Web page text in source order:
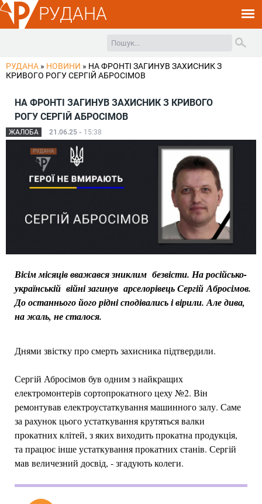
РУДАНА
РУДАНА » НОВИНИ » НА ФРОНТІ ЗАГИНУВ ЗАХИСНИК З
КРИВОГО РОГУ СЕРГІЙ АБРОСІМОВ
НА ФРОНТІ ЗАГИНУВ ЗАХИСНИК З КРИВОГО
РОГУ СЕРГІЙ АБРОСІМОВ
ЖАЛОБА 21.06.25 - 15:38
Вісім місяців вважався зниклим безвісти. На російсько-
українській війні загинув арселорівець Сергій Абросімов.
До останнього його рідні сподівались і вірили. Але дива,
на жаль, не сталося.
Днями звістку про смерть захисника підтвердили.
Сергій Абросімов був одним з найкращих
електромонтерів сортопрокатного цеху №2. Він
ремонтував електроустаткування машинного залу. Саме
за рахунок цього устаткування крутяться валки
прокатних клітей, з яких виходить прокатна продукція,
та працює інше устаткування прокатних станів. Сергій
мав величезний досвід, - згадують колеги.